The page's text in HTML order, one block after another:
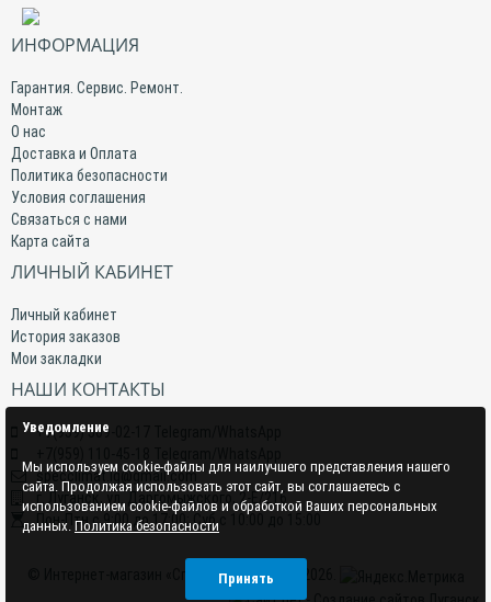
ИНФОРМАЦИЯ
Гарантия. Сервис. Ремонт.
Монтаж
О нас
Доставка и Оплата
Политика безопасности
Условия соглашения
Связаться с нами
Карта сайта
ЛИЧНЫЙ КАБИНЕТ
Личный кабинет
История заказов
Мои закладки
НАШИ КОНТАКТЫ
+7(959) 509-02-17 Telegram/WhatsApp
specclimat.lg@gmail.com
г. Луганск, ул. Даргомыжского, 2-Е/216
Пон-Птн с 9:00 до 17:00; Суб с 10:00 до 15:00
© Интернет-магазин «СпецКлимат» 2015–2026.
Уведомление
Мы используем cookie-файлы для наилучшего представления нашего
сайта. Продолжая использовать этот сайт, вы соглашаетесь с
использованием cookie-файлов и обработкой Ваших персональных
данных. Политика безопасности
Принять